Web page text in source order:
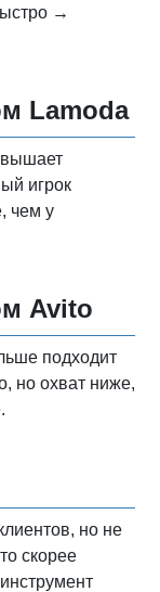
→
Lamoda
игрок
чем у
Avito
подходит
но охват ниже,
но не
скорее